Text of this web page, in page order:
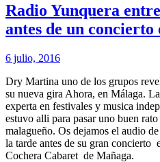
Radio Yunquera
antes de un concierto
6 julio, 2016
Dry Martina uno de los grupos
su nueva gira Ahora, en Málaga.
experta en festivales y musica
estuvo alli para pasar uno buen
malagueño. Os dejamos el audio
la tarde antes de su gran concierto
Cochera Cabaret de Mañaga.